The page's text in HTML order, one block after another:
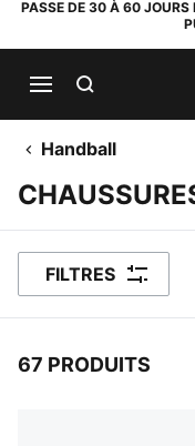
PASSE DE 30 À 60 JOURS
Handball
FILTRES
67 PRODUITS